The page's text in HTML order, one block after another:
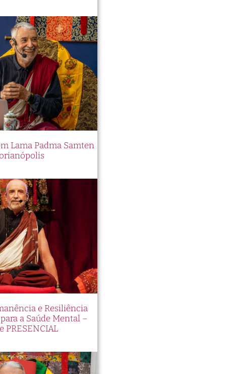
Lama Padma Samten
e Resiliência
a Saúde Mental –
PRESENCIAL